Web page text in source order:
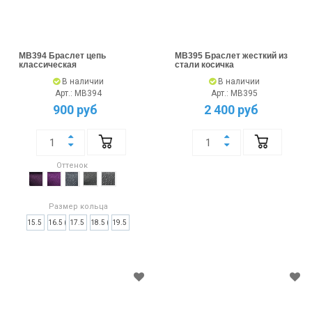
MB394 Браслет цепь
классическая
В наличии
Арт.: MB394
900 руб
Оттенок
Размер кольца
15.5 (5)16.5 (6)17.5 (7)18.5 (8)19.5 (9)
MB395 Браслет жесткий из
стали косичка
В наличии
Арт.: MB395
2 400 руб